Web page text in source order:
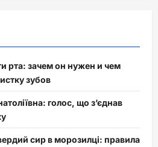
рта: зачем он нужен и чем
зубов
голос, що з’єднав
сир в морозилці: правила